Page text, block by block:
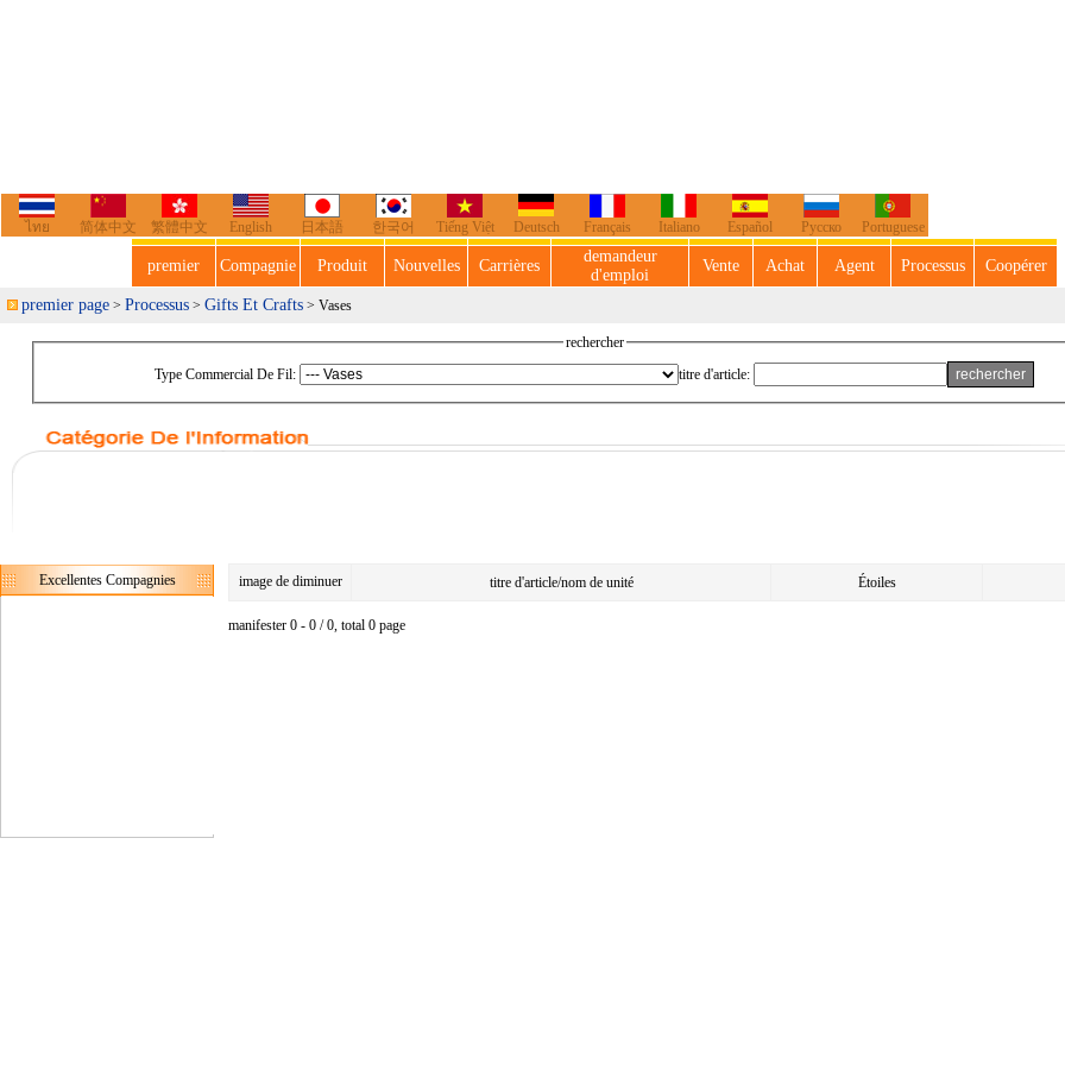
ไทย 简体中文 繁體中文 English 日本語 한국어 Tiếng Việt Deutsch Français Italiano Español Русско Portuguese
premier Compagnie Produit Nouvelles Carrières
demandeur
d'emploi
Vente Achat Agent Processus Coopérer
premier page > Processus > Gifts Et Crafts > Vases
rechercher
Type Commercial De Fil:
titre d'article:
Excellentes Compagnies image de diminuer titre d'article/nom de unité Étoiles
manifester 0 - 0 / 0, total 0 page